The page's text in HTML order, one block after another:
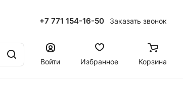
+7 771 154-16-50 Заказать звонок
Войти
Избранное Корзина